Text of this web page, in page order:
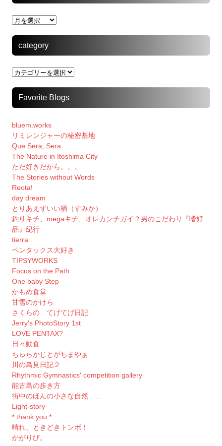
archive
category
category
Favorite Blogs
bluem.works
リミレンジャーの秘密基地
Que Sera, Sera
The Nature in Itoshima City
ただ好きだから。。。
The Stories without Words
Reota!
day dream
とりあえずいい栖（すみか）
釣りキチ、megaキチ、オレカンチガイ？男のこだわり『嗜好
品』紀行
tierra
ペンタックス大好き
TIPSYWORKS
Focus on the Path
One baby Step
かもめ食堂
甘雪のかけら
さくらの てげてげ日記
Jerry's PhotoStory 1st
LOVE PENTAX?
日々動食
ちゅらかじとがちまやぁ
川の鳥見日記２
Rhythmic Gymnastics' competition gallery
能古島の歩き方
街中のほんの小さな自然 ...
Light-story
* thank you *
晴れ、ときどきトンボ！
かがりび。